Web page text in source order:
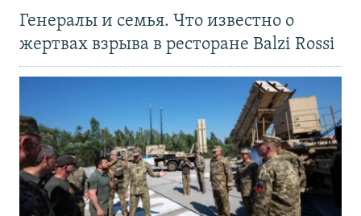
Генералы и семья. Что известно о
жертвах взрыва в ресторане Balzi Rossi